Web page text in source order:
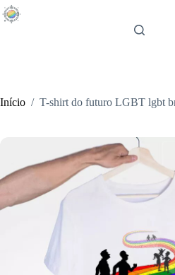
Pular
para
Início / T-shirt do futuro LGBT lgbt